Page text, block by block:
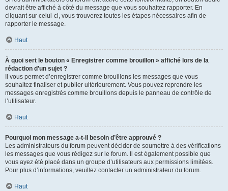
devrait être affiché à côté du message que vous souhaitez rapporter. En
cliquant sur celui-ci, vous trouverez toutes les étapes nécessaires afin de
rapporter le message.
Haut
À quoi sert le bouton « Enregistrer comme brouillon » affiché lors de la
rédaction d’un sujet ?
Il vous permet d’enregistrer comme brouillons les messages que vous
souhaitez finaliser et publier ultérieurement. Vous pouvez reprendre les
messages enregistrés comme brouillons depuis le panneau de contrôle de
l’utilisateur.
Haut
Pourquoi mon message a-t-il besoin d’être approuvé ?
Les administrateurs du forum peuvent décider de soumettre à des vérifications
les messages que vous rédigez sur le forum. Il est également possible que
vous ayez été placé dans un groupe d’utilisateurs aux permissions limitées.
Pour plus d’informations, veuillez contacter un administrateur du forum.
Haut